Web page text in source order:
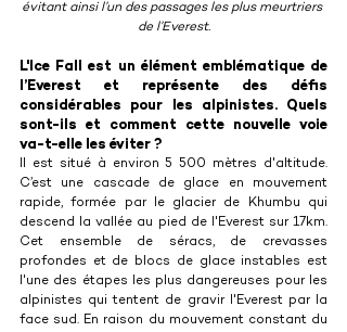
évitant ainsi l’un des passages les plus meurtriers
de l’Everest.
L'Ice Fall est un élément emblématique de
l’Everest et représente des défis
considérables pour les alpinistes. Quels
sont-ils et comment cette nouvelle voie
va-t-elle les éviter ?
Il est situé à environ 5 500 mètres d'altitude.
C’est une cascade de glace en mouvement
rapide, formée par le glacier de Khumbu qui
descend la vallée au pied de l'Everest sur 17km.
Cet ensemble de séracs, de crevasses
profondes et de blocs de glace instables est
l'une des étapes les plus dangereuses pour les
alpinistes qui tentent de gravir l'Everest par la
face sud. En raison du mouvement constant du